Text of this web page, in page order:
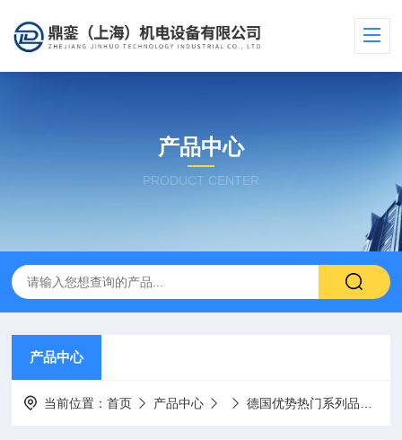
产品中心
PRODUCT CENTER
产品中心
当前位置：首页 产品中心 德国优势热门系列品牌